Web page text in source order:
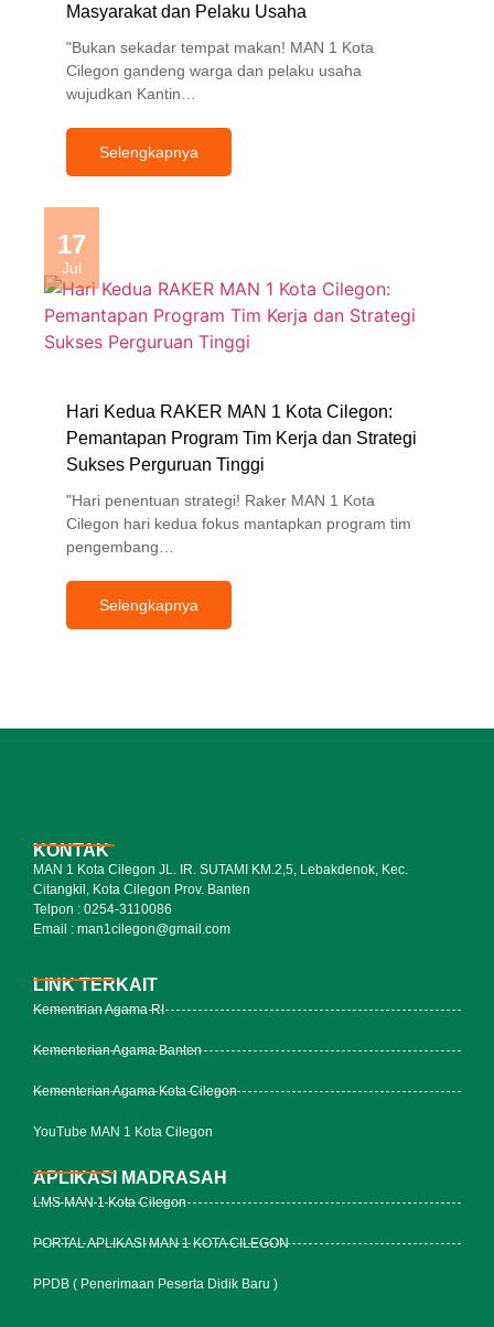
Masyarakat dan Pelaku Usaha
"Bukan sekadar tempat makan! MAN 1 Kota
Cilegon gandeng warga dan pelaku usaha
wujudkan Kantin…
Selengkapnya
17
Jul
Hari Kedua RAKER MAN 1 Kota Cilegon:
Pemantapan Program Tim Kerja dan Strategi
Sukses Perguruan Tinggi
"Hari penentuan strategi! Raker MAN 1 Kota
Cilegon hari kedua fokus mantapkan program tim
pengembang…
Selengkapnya
KONTAK
MAN 1 Kota Cilegon JL. IR. SUTAMI KM.2,5, Lebakdenok, Kec.
Citangkil, Kota Cilegon Prov. Banten
Telpon : 0254-3110086
Email : man1cilegon@gmail.com
LINK TERKAIT
Kementrian Agama RI
Kementerian Agama Banten
Kementerian Agama Kota Cilegon
YouTube MAN 1 Kota Cilegon
APLIKASI MADRASAH
LMS MAN 1 Kota Cilegon
PORTAL APLIKASI MAN 1 KOTA CILEGON
PPDB ( Penerimaan Peserta Didik Baru )